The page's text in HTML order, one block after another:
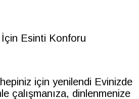
Esinti Konforu
için yenilendi Evinizde
çalışmanıza, dinlenmenize